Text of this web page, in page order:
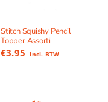
Stitch Squishy Pencil
Topper Assorti
€3.95 Incl. BTW